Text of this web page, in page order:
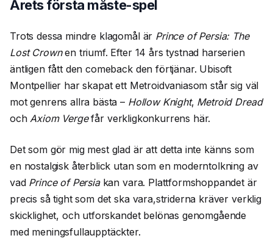
Årets första måste-spel
Trots dessa mindre klagomål är Prince of Persia: The
Lost Crownen triumf. Efter 14 års tystnad harserien
äntligen fått den comeback den förtjänar. Ubisoft
Montpellier har skapat ett Metroidvaniasom står sig väl
mot genrens allra bästa – Hollow Knight, Metroid Dread
ochAxiom Vergefår verkligkonkurrens här.
Det som gör mig mest glad är att detta inte känns som
en nostalgisk återblick utan som en moderntolkning av
vad Prince of Persia kan vara. Plattformshoppandet är
precis så tight som det ska vara,striderna kräver verklig
skicklighet, och utforskandet belönas genomgående
med meningsfullaupptäckter.